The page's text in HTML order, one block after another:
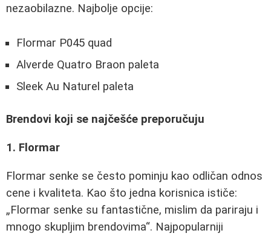
nezaobilazne. Najbolje opcije:
Flormar P045 quad
Alverde Quatro Braon paleta
Sleek Au Naturel paleta
Brendovi koji se najčešće preporučuju
1. Flormar
Flormar senke se često pominju kao odličan odnos
cene i kvaliteta. Kao što jedna korisnica ističe:
Flormar senke su fantastične, mislim da pariraju i
mnogo skupljim brendovima . Najpopularniji